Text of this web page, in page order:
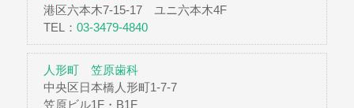
港区六本木7-15-17 ユニ六本木4F
TEL： 03-3479-4840
人形町 笠原歯科
中央区日本橋人形町1-7-7
笠原ビル1F・B1F